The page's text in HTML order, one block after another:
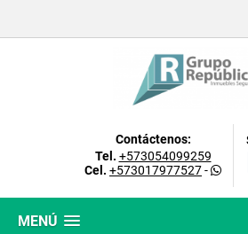
Contáctenos:
Tel. +573054099259
Cel. +573017977527-
MENÚ